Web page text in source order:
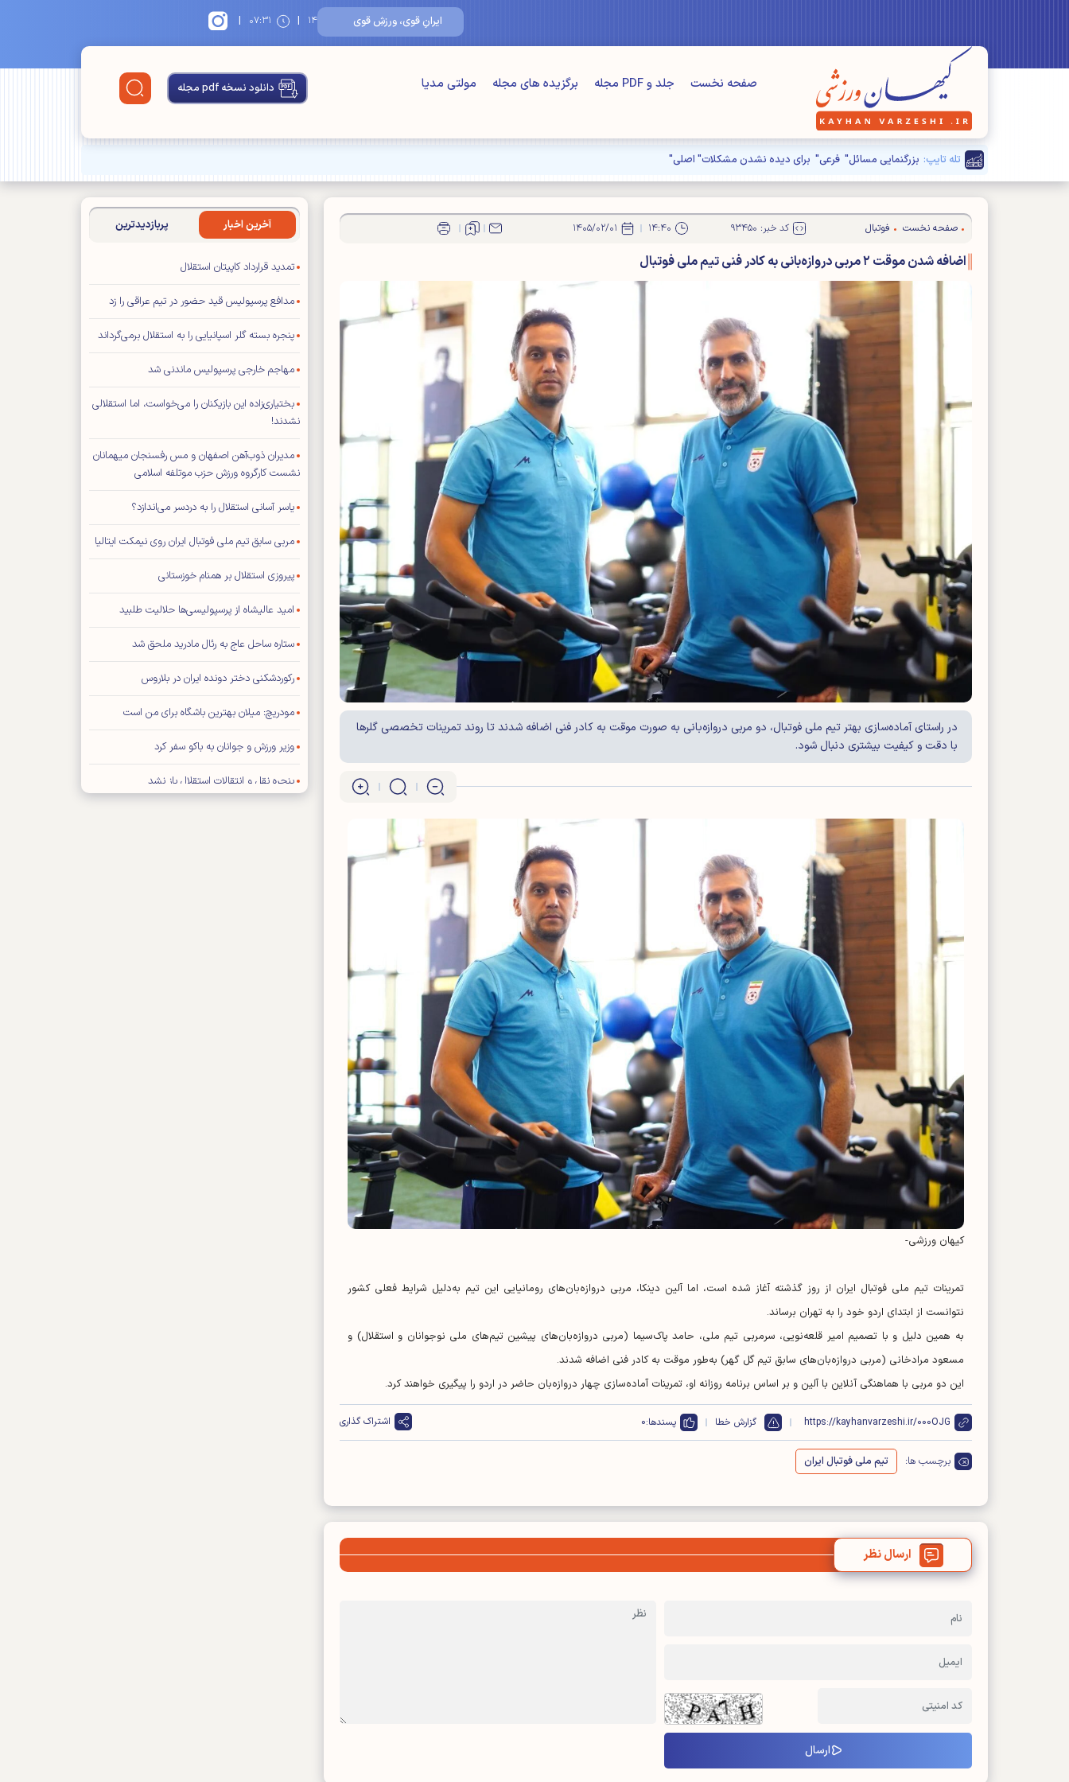
ایرانِ قوی، ورزشِ قوی ۱۷/مرداد/۱۴۰۵ | ۰۷:۳۱ |
صفحه نخست جلد و PDF مجله برگزیده های مجله مولتی مدیا دانلود نسخه pdf مجله
تله تایپ: بزرگنمایی مسائل" فرعی" برای دیده نشدن مشکلات" اصلی"
صفحه نخست فوتبال کد خبر: ۹۳۴۵۰ ۱۴:۴۰ ۱۴۰۵/۰۲/۰۱
اضافه شدن موقت ۲ مربی دروازه‌بانی به کادر فنی تیم ملی فوتبال
در راستای آماده‌سازی بهتر تیم ملی فوتبال، دو مربی دروازه‌بانی به صورت موقت به کادر فنی اضافه شدند تا روند تمرینات تخصصی گلرها
با دقت و کیفیت بیشتری دنبال شود.
کیهان ورزشی-
تمرینات تیم ملی فوتبال ایران از روز گذشته آغاز شده است، اما آلین دینکا، مربی دروازه‌بان‌های رومانیایی این تیم به‌دلیل شرایط فعلی کشور
نتوانست از ابتدای اردو خود را به تهران برساند.
به همین دلیل و با تصمیم امیر قلعه‌نویی، سرمربی تیم ملی، حامد پاک‌سیما (مربی دروازه‌بان‌های پیشین تیم‌های ملی نوجوانان و استقلال) و
مسعود مرادخانی (مربی دروازه‌بان‌های سابق تیم گل گهر) به‌طور موقت به کادر فنی اضافه شدند.
این دو مربی با هماهنگی آنلاین با آلین و بر اساس برنامه روزانه او، تمرینات آماده‌سازی چهار دروازه‌بان حاضر در اردو را پیگیری خواهند کرد.
https://kayhanvarzeshi.ir/000OJG گزارش خطا پسندها:0 اشتراک گذاری
برچسب ها: تیم ملی فوتبال ایران
ارسال نظر
آخرین اخبار پربازدیدترین
تمدید قرارداد کاپیتان استقلال
مدافع پرسپولیس قید حضور در تیم عراقی را زد
پنجره بسته گلر اسپانیایی را به استقلال برمی‌گرداند
مهاجم خارجی پرسپولیس ماندنی شد
بختیاری‌زاده این بازیکنان را می‌خواست، اما استقلالی
نشدند!
مدیران ذوب‌آهن اصفهان و مس رفسنجان میهمانان
نشست کارگروه ورزش حزب موتلفه اسلامی
یاسر آسانی استقلال را به دردسر می‌اندازد؟
مربی سابق تیم ملی فوتبال ایران روی نیمکت ایتالیا
پیروزی استقلال بر همنام خوزستانی
امید عالیشاه از پرسپولیسی‌ها حلالیت طلبید
ستاره ساحل عاج به رئال مادرید ملحق شد
رکوردشکنی دختر دونده ایران در بلاروس
مودریچ: میلان بهترین باشگاه برای من است
وزیر ورزش و جوانان به باکو سفر کرد
پنجره نقل و انتقالات استقلال باز نشد